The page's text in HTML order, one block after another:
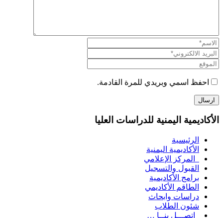
احفظ اسمي وبريدي للمرة القادمة.
الأكاديمية اليمنية للدراسات العليا
الرئيسية
الأكاديمية اليمنية
المركز الإعلامي
القبول والتسجيل
برامج الأكاديمية
الطاقم الأكاديمي
دراسات وابحاث
شئون الطلاب
إتصـــل بنــا …